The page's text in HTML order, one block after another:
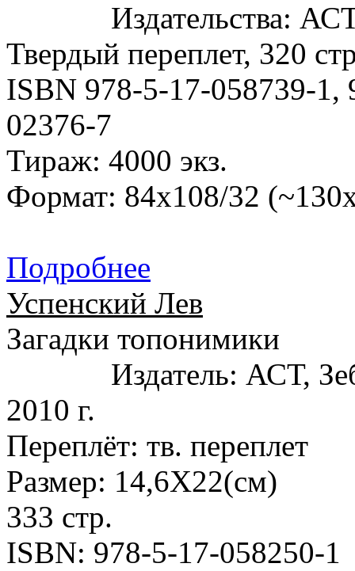
Издательства:
Твердый переплет, 320
ISBN 978-5-17-058739-1,
02376-7
Тираж: 4000 экз.
Формат: 84x108/32
Подробнее
Успенский Лев
Загадки топонимики
Издатель: АСТ,
2010 г.
Переплёт: тв. переплет
Размер: 14,6X22(см)
333 стр.
ISBN: 978-5-17-058250-1